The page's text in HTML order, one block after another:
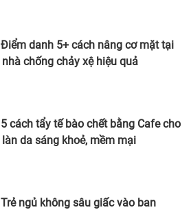
Điểm danh 5+ cách nâng cơ mặt tại
nhà chống chảy xệ hiệu quả
5 cách tẩy tế bào chết bằng Cafe cho
làn da sáng khoẻ, mềm mại
Trẻ ngủ không sâu giấc vào ban